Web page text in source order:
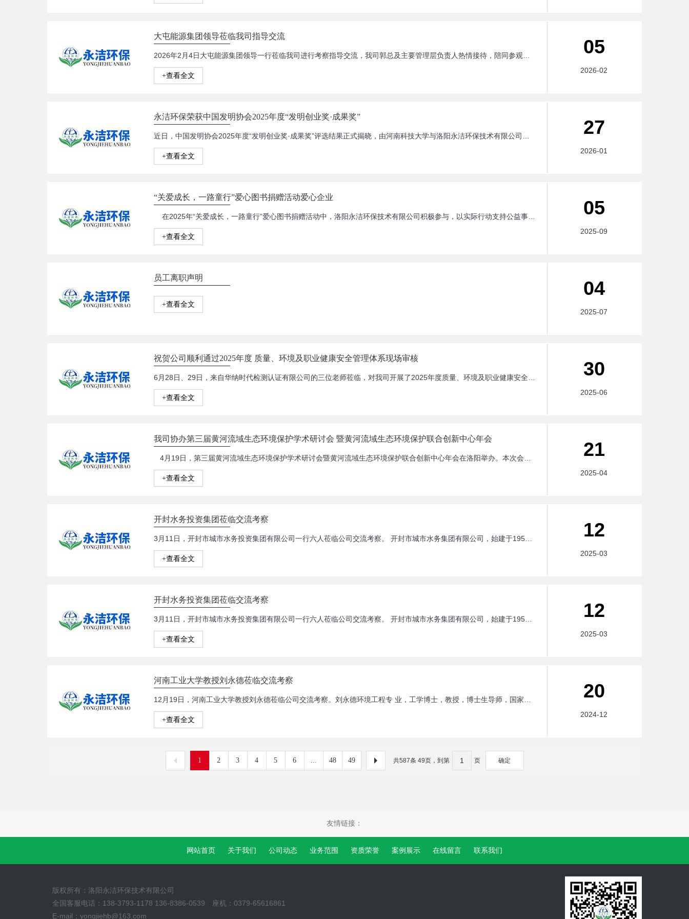
大屯能源集团领导莅临我司指导交流
+查看全文
05
2026-02
永洁环保荣获中国发明协会2025年度“发明创业奖·成果奖”
+查看全文
27
2026-01
“关爱成长，一路童行”爱心图书捐赠活动爱心企业
在2025年“关爱成长，一路童行”爱心图书捐赠活动中，洛阳永洁环保技术有限公司积极参与，以实际行动支持公益事业，被洛阳市涧西区慈善联合会评为爱心企业。 此次“关爱成长，一路童行”爱心图书捐赠活动，旨在为孩子们送去更多的精神食粮，助力他们的成长与发展。洛阳永洁环保技术有限公司在活动中积极响应号召，捐赠了大量适合儿童阅读的优 质图书，用爱心为孩子们搭建起知识的桥梁。 一直以来，公司都十分重视社会责任的履行，在专注于自身业务发展的同时，始终关注社会公益事业，积极参与各类慈善活动，用实际行动传递温暖与爱心。此次获评爱心企业，是对公司公益善举的充分肯定。 未来，洛阳永洁环保技术有限公司将继续秉持爱心与责任，积极投身公益事业，为社会的和谐发展贡献更多力量，让爱心的种子在更多地方生根发芽。
+查看全文
05
2025-09
员工离职声明
+查看全文
04
2025-07
祝贺公司顺利通过2025年度 质量、环境及职业健康安全管理体系现场审核
+查看全文
30
2025-06
我司协办第三届黄河流域生态环境保护学术研讨会 暨黄河流域生态环境保护联合创新中心年会
+查看全文
21
2025-04
开封水务投资集团莅临交流考察
3月11日，开封市城市水务投资集团有限公司一行六人莅临公司交流考察。 开封市城市水务集团有限公司，始建于1958年，是开封市的自来水生产和供应的国有企业，综合供水能力72万立方米/日，担负着开封市及祥符区100余万人自来水供应工作，全市供水管网长度2258公里。此次考察，详细参观了公司的不锈钢车间及一体化设备加工车间，了解了各种水处理设备的制造过程、内部构造及运行原理。 随后，一行人参观了公司实验室及模型展示厅，详细了解了各种处理工艺在污水处理中的作用，清楚的了解到污水经过一步一步的处理，变为清水的过程。 参观完厂区后，一行人来到了由公司建造并运维的嵩县环湖污水处理厂，实地考察了生活、养殖废水处理站的运行过程，对运行过程中存在的成本问题，处理工艺选择问题，污水站运维温度、场地等环境问题进行了深入交流。 通过此次交流，双方加深了彼此的了解，在今后的污水站建设、运维中，双方发挥各自的优势，有着广阔的合作空间！
+查看全文
12
2025-03
开封水务投资集团莅临交流考察
3月11日，开封市城市水务投资集团有限公司一行六人莅临公司交流考察。 开封市城市水务集团有限公司，始建于1958年，是开封市的自来水生产和供应的国有企业，综合供水能力72万立方米/日，担负着开封市及祥符区100余万人自来水供应工作，全市供水管网长度2258公里。此次考察，详细参观了公司的不锈钢车间及一体化设备加工车间，了解了各种水处理设备的制造过程、内部构造及运行原理。 随后，一行人参观了公司实验室及模型展示厅，详细了解了各种处理工艺在污水处理中的作用，清楚的了解到污水经过一步一步的处理，变为清水的过程。 参观完厂区后，一行人来到了由公司建造并运维的嵩县环湖污水处理厂，实地考察了生活、养殖废水处理站的运行过程，对运行过程中存在的成本问题，处理工艺选择问题，污水站运维温度、场地等环境问题进行了深入交流。 通过此次交流，双方加深了彼此的了解，在今后的污水站建设、运维中，双方发挥各自的优势，有着广阔的合作空间！
+查看全文
12
2025-03
河南工业大学教授刘永德莅临交流考察
+查看全文
20
2024-12
1 2 3 4 5 6 ... 48 49 共587条 49页，到第 页 确定
友情链接：
网站首页 关于我们 公司动态 业务范围 资质荣誉 案例展示 在线留言 联系我们
版权所有：洛阳永洁环保技术有限公司
全国客服电话：138-3793-1178 136-8386-0539 座机：0379-65616861
E-mail：yongjiehb@163.com